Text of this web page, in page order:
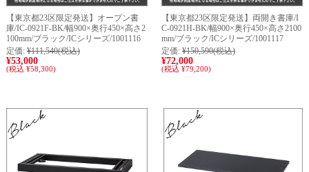
【東京都23区限定発送】オープン書
庫/IC-0921F-BK/幅900×奥行450×高さ2
100mm/ブラック/ICシリーズ/1001116
定価: ¥111,540(税込)
¥53,000
(税込 ¥58,300)
【東京都23区限定発送】両開き書庫/I
C-0921H-BK/幅900×奥行450×高さ2100
mm/ブラック/ICシリーズ/1001117
定価: ¥150,590(税込)
¥72,000
(税込 ¥79,200)